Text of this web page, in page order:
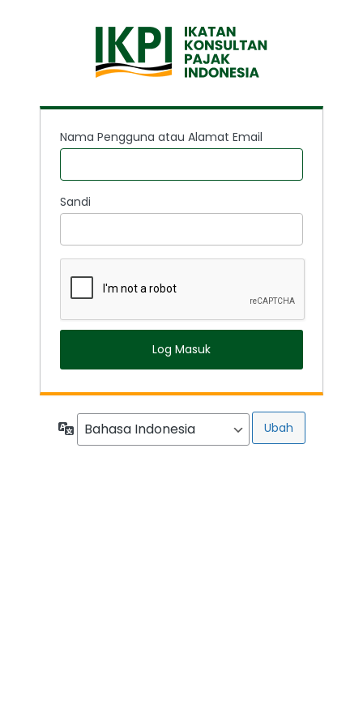
Nama Pengguna atau Alamat Email
Sandi
Bahasa